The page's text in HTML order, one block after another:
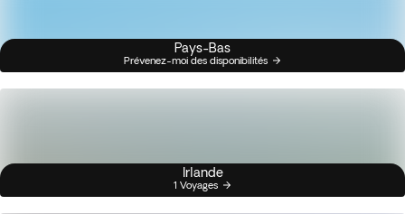
Pays-Bas
Prévenez-moi des disponibilités
Irlande
1 Voyages